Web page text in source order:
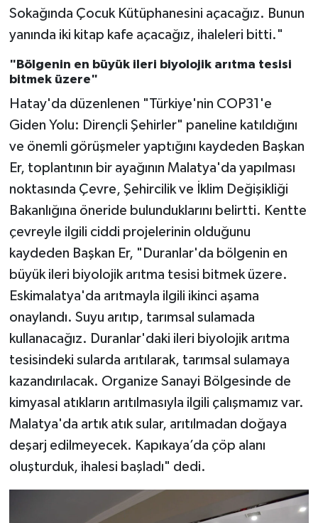
Sokağında Çocuk Kütüphanesini açacağız. Bunun
yanında iki kitap kafe açacağız, ihaleleri bitti."
"Bölgenin en büyük ileri biyolojik arıtma tesisi
bitmek üzere"
Hatay'da düzenlenen "Türkiye'nin COP31'e
Giden Yolu: Dirençli Şehirler" paneline katıldığını
ve önemli görüşmeler yaptığını kaydeden Başkan
Er, toplantının bir ayağının Malatya'da yapılması
noktasında Çevre, Şehircilik ve İklim Değişikliği
Bakanlığına öneride bulunduklarını belirtti. Kentte
çevreyle ilgili ciddi projelerinin olduğunu
kaydeden Başkan Er, "Duranlar'da bölgenin en
büyük ileri biyolojik arıtma tesisi bitmek üzere.
Eskimalatya'da arıtmayla ilgili ikinci aşama
onaylandı. Suyu arıtıp, tarımsal sulamada
kullanacağız. Duranlar'daki ileri biyolojik arıtma
tesisindeki sularda arıtılarak, tarımsal sulamaya
kazandırılacak. Organize Sanayi Bölgesinde de
kimyasal atıkların arıtılmasıyla ilgili çalışmamız var.
Malatya'da artık atık sular, arıtılmadan doğaya
deşarj edilmeyecek. Kapıkaya’da çöp alanı
oluşturduk, ihalesi başladı" dedi.